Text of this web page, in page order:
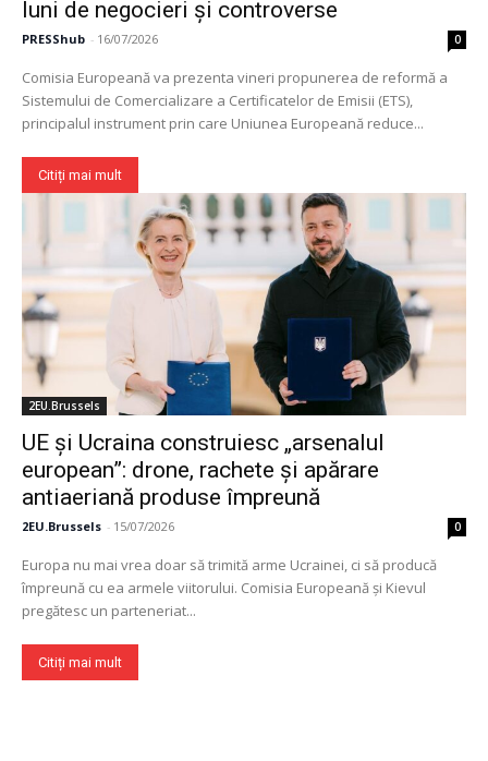
luni de negocieri și controverse
PRESShub - 16/07/2026 0
Comisia Europeană va prezenta vineri propunerea de reformă a
Sistemului de Comercializare a Certificatelor de Emisii (ETS),
principalul instrument prin care Uniunea Europeană reduce...
Citiți mai mult
2EU.Brussels
UE și Ucraina construiesc „arsenalul
european”: drone, rachete și apărare
antiaeriană produse împreună
2EU.Brussels - 15/07/2026 0
Europa nu mai vrea doar să trimită arme Ucrainei, ci să producă
împreună cu ea armele viitorului. Comisia Europeană și Kievul
pregătesc un parteneriat...
Citiți mai mult